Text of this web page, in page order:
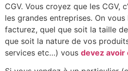
CGV. Vous croyez que les CGV,
les grandes entreprises. On
facturez, quel que soit la taille
que soit la nature de vos
services etc…) vous devez avoir